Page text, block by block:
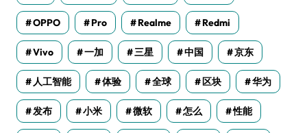
OPPO Pro Realme Redmi
Vivo 一加 三星 中国 京东
人工智能 体验 全球 区块 华为
发布 小米 微软 怎么 性能